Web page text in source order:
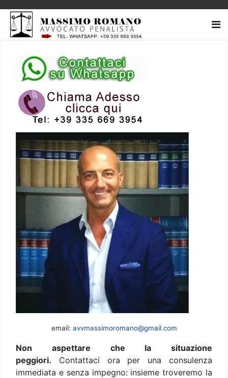
email: avvmassimoromano@gmail.com
Non aspettare che la situazione
peggiori. Contattaci ora per una consulenza
immediata e senza impegno: insieme troveremo la